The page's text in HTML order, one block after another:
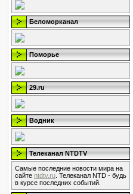
Беломорканал
Поморье
29.ru
Водник
Телеканал NTDTV
Самые последние новости мира на
сайте ntdtv.ru . Телеканал NTD - будь
в курсе последних событий.